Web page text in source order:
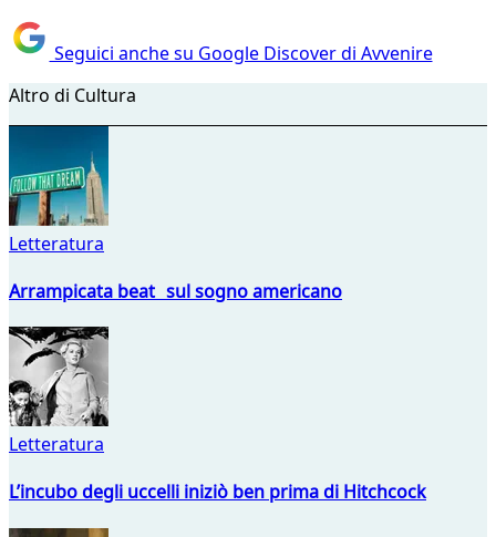
Seguici anche su Google Discover di Avvenire
Altro di Cultura
Letteratura
Arrampicata beat sul sogno americano
Letteratura
L’incubo degli uccelli iniziò ben prima di Hitchcock